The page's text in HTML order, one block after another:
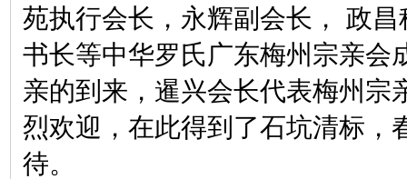
苑执行会长，永辉副会长， 政
书长等中华罗氏广东梅州宗亲会
亲的到来，暹兴会长代表梅州宗
烈欢迎，在此得到了石坑清标，
待。